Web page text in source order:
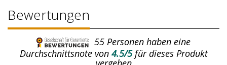
Bewertungen
55 Personen haben eine
Durchschnittsnote von4.5/5für dieses Produkt